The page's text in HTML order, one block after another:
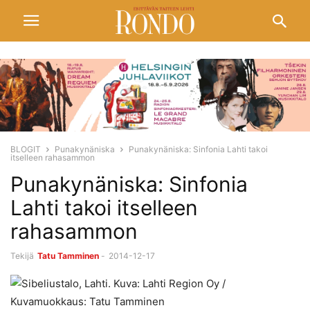
BLOGIT Punakynäniska
Punakynäniska: Sinfonia Lahti takoi
itselleen rahasammon
Punakynäniska: Sinfonia
Lahti takoi itselleen
rahasammon
Tekijä Tatu Tamminen - 2014-12-17